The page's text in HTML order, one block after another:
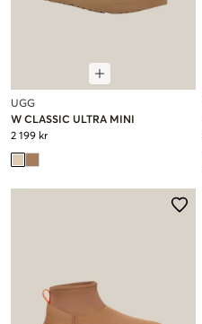
UGG
W CLASSIC ULTRA MINI
2 199 kr